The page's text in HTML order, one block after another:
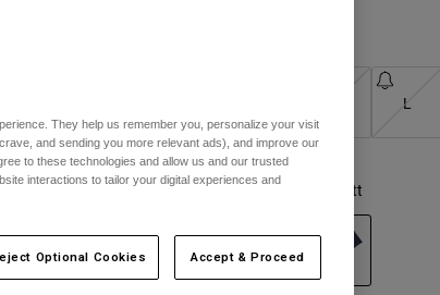
L
Färg -Midnattsblått
They help us remember you, personalize your visit
and sending you more relevant ads), and improve our
to these technologies and allow us and our trusted
interactions to tailor your digital experiences and
Optional Cookies Accept & Proceed